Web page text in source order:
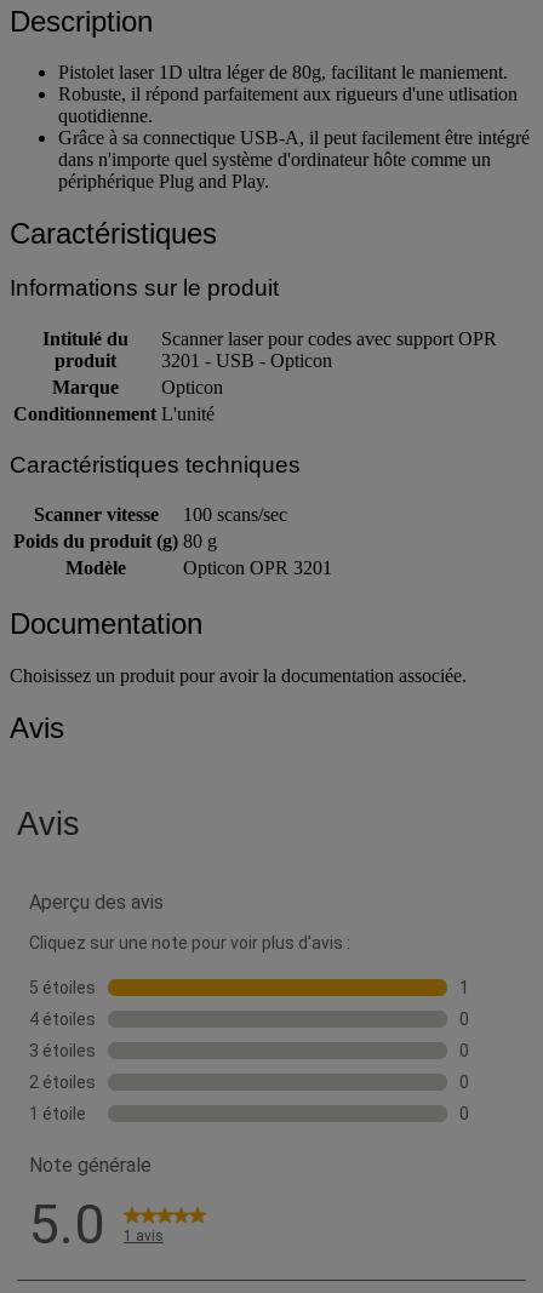
Description
Pistolet laser 1D ultra léger de 80g, facilitant le maniement.
Robuste, il répond parfaitement aux rigueurs d'une utlisation
quotidienne.
Grâce à sa connectique USB-A, il peut facilement être intégré
dans n'importe quel système d'ordinateur hôte comme un
périphérique Plug and Play.
Caractéristiques
Informations sur le produit
Intitulé du
produit
Scanner laser pour codes avec support OPR
3201 - USB - Opticon
Marque
Opticon
Conditionnement L'unité
Caractéristiques techniques
Scanner vitesse
100 scans/sec
Poids du produit (g) 80 g
Modèle
Opticon OPR 3201
Documentation
Choisissez un produit pour avoir la documentation associée.
Avis